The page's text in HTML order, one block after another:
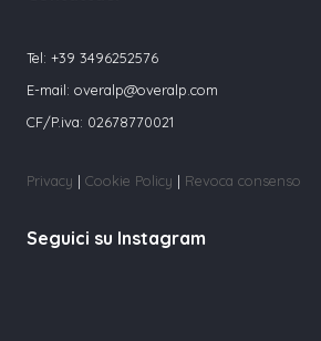
Tel: +39 3496252576
E-mail: overalp@overalp.com
CF/P.iva: 02678770021
Privacy | Cookie Policy | Revoca consenso
Seguici su Instagram